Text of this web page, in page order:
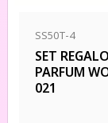
SS50T-4
SET
PARFUM
021